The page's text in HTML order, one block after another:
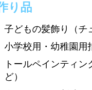
り品
子どもの髪飾り（チ
小学校用・幼稚園用
トールペインティ
ど）